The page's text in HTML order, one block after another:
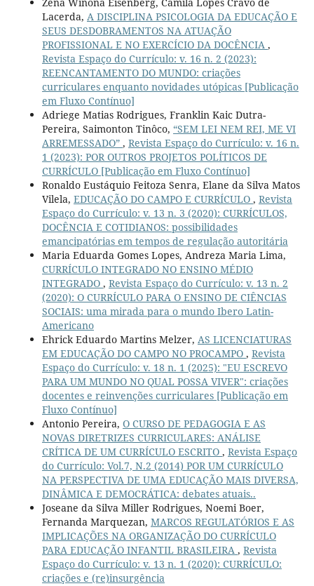
Lacerda, A DISCIPLINA PSICOLOGIA DA EDUCAÇÃO E
SEUS DESDOBRAMENTOS NA ATUAÇÃO
PROFISSIONAL E NO EXERCÍCIO DA DOCÊNCIA ,
Revista Espaço do Currículo: v. 16 n. 2 (2023):
REENCANTAMENTO DO MUNDO: criações
curriculares enquanto novidades utópicas [Publicação
em Fluxo Contínuo]
Adriege Matias Rodrigues, Franklin Kaic Dutra-
Pereira, Saimonton Tinôco, “SEM LEI NEM REI, ME VI
ARREMESSADO” , Revista Espaço do Currículo: v. 16 n.
1 (2023): POR OUTROS PROJETOS POLÍTICOS DE
CURRÍCULO [Publicação em Fluxo Contínuo]
Ronaldo Eustáquio Feitoza Senra, Elane da Silva Matos
Vilela, EDUCAÇÃO DO CAMPO E CURRÍCULO , Revista
Espaço do Currículo: v. 13 n. 3 (2020): CURRÍCULOS,
DOCÊNCIA E COTIDIANOS: possibilidades
emancipatórias em tempos de regulação autoritária
Maria Eduarda Gomes Lopes, Andreza Maria Lima,
CURRÍCULO INTEGRADO NO ENSINO MÉDIO
INTEGRADO , Revista Espaço do Currículo: v. 13 n. 2
(2020): O CURRÍCULO PARA O ENSINO DE CIÊNCIAS
SOCIAIS: uma mirada para o mundo Ibero Latin-
Americano
Ehrick Eduardo Martins Melzer, AS LICENCIATURAS
EM EDUCAÇÃO DO CAMPO NO PROCAMPO , Revista
Espaço do Currículo: v. 18 n. 1 (2025): "EU ESCREVO
PARA UM MUNDO NO QUAL POSSA VIVER": criações
docentes e reinvenções curriculares [Publicação em
Fluxo Contínuo]
Antonio Pereira, O CURSO DE PEDAGOGIA E AS
NOVAS DIRETRIZES CURRICULARES: ANÁLISE
CRÍTICA DE UM CURRÍCULO ESCRITO , Revista Espaço
do Currículo: Vol.7, N.2 (2014) POR UM CURRÍCULO
NA PERSPECTIVA DE UMA EDUCAÇÃO MAIS DIVERSA,
DINÂMICA E DEMOCRÁTICA: debates atuais..
Joseane da Silva Miller Rodrigues, Noemi Boer,
Fernanda Marquezan, MARCOS REGULATÓRIOS E AS
IMPLICAÇÕES NA ORGANIZAÇÃO DO CURRÍCULO
PARA EDUCAÇÃO INFANTIL BRASILEIRA , Revista
Espaço do Currículo: v. 13 n. 1 (2020): CURRÍCULO:
criações e (re)insurgência